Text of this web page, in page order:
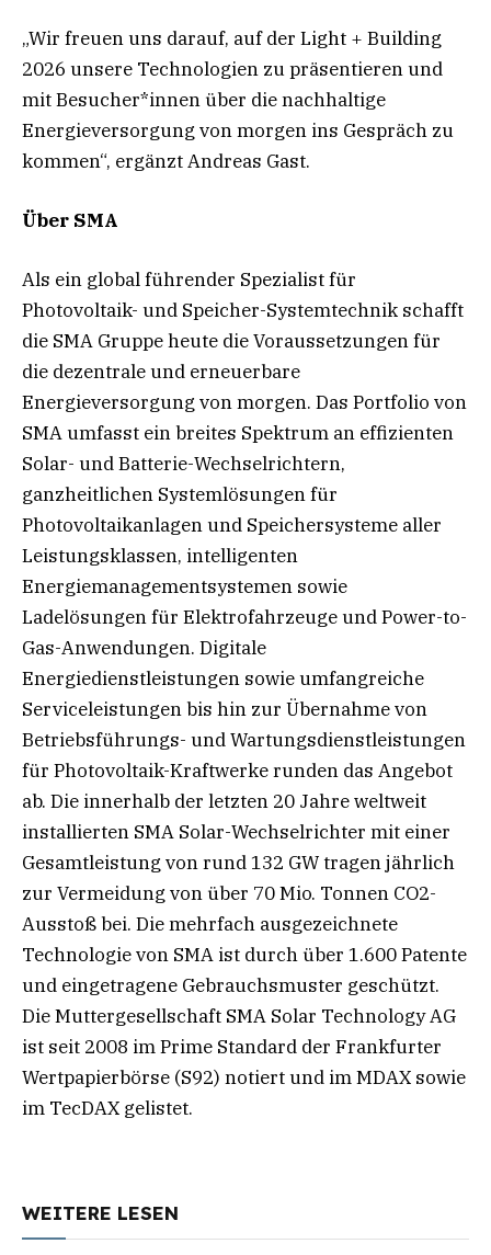
„Wir freuen uns darauf, auf der Light + Building
2026 unsere Technologien zu präsentieren und
mit Besucher*innen über die nachhaltige
Energieversorgung von morgen ins Gespräch zu
kommen“, ergänzt Andreas Gast.
Über SMA
Als ein global führender Spezialist für
Photovoltaik- und Speicher-Systemtechnik schafft
die SMA Gruppe heute die Voraussetzungen für
die dezentrale und erneuerbare
Energieversorgung von morgen. Das Portfolio von
SMA umfasst ein breites Spektrum an effizienten
Solar- und Batterie-Wechselrichtern,
ganzheitlichen Systemlösungen für
Photovoltaikanlagen und Speichersysteme aller
Leistungsklassen, intelligenten
Energiemanagementsystemen sowie
Ladelösungen für Elektrofahrzeuge und Power-to-
Gas-Anwendungen. Digitale
Energiedienstleistungen sowie umfangreiche
Serviceleistungen bis hin zur Übernahme von
Betriebsführungs- und Wartungsdienstleistungen
für Photovoltaik-Kraftwerke runden das Angebot
ab. Die innerhalb der letzten 20 Jahre weltweit
installierten SMA Solar-Wechselrichter mit einer
Gesamtleistung von rund 132 GW tragen jährlich
zur Vermeidung von über 70 Mio. Tonnen CO2-
Ausstoß bei. Die mehrfach ausgezeichnete
Technologie von SMA ist durch über 1.600 Patente
und eingetragene Gebrauchsmuster geschützt.
Die Muttergesellschaft SMA Solar Technology AG
ist seit 2008 im Prime Standard der Frankfurter
Wertpapierbörse (S92) notiert und im MDAX sowie
im TecDAX gelistet.
WEITERE LESEN